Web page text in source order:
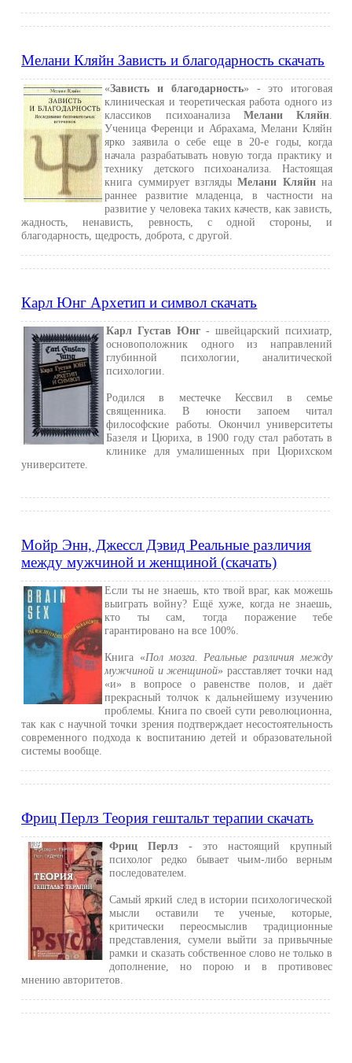
Мелани Кляйн Зависть и благодарность скачать
«Зависть и благодарность» - это итоговая
клиническая и теоретическая работа одного из
классиков психоанализа Мелани Кляйн
Ученица Ференци и Абрахама, Мелани Кляйн
ярко заявила о себе еще в 20-е годы, когда
начала разрабатывать новую тогда практику и
технику детского психоанализа. Настоящая
книга суммирует взглядыМелани Кляйнна
раннее развитие младенца, в частности на
развитие у человека таких качеств, как зависть,
жадность, ненависть, ревность, с одной стороны, и
благодарность, щедрость, доброта, с другой.
Карл Юнг Архетип и символ скачать
Карл Густав Юнг - швейцарский психиатр,
основоположник одного из направлений
глубинной психологии, аналитической
психологии.
Родился в местечке Кессвил в семье
священника. В юности запоем читал
философские работы. Окончил университеты
Базеля и Цюриха, в 1900 году стал работать в
клинике для умалишенных при Цюрихском
университете.
Мойр Энн, Джессл Дэвид Реальные различия
между мужчиной и женщиной (скачать)
Если ты не знаешь, кто твой враг, как можешь
выиграть войну? Ещё хуже, когда не знаешь,
кто ты сам, тогда поражение тебе
гарантировано на все 100%.
Книга «Пол мозга. Реальные различия между
мужчиной и женщиной» расставляет точки над
«и» в вопросе о равенстве полов, и даёт
прекрасный толчок к дальнейшему изучению
проблемы. Книга по своей сути революционна,
так как с научной точки зрения подтверждает несостоятельность
современного подхода к воспитанию детей и образовательной
системы вообще.
Фриц Перлз Теория гештальт терапии скачать
Фриц Перлз - это настоящий крупный
психолог редко бывает чьим-либо верным
последователем.
Самый яркий след в истории психологической
мысли оставили те ученые, которые,
критически переосмыслив традиционные
представления, сумели выйти за привычные
рамки и сказать собственное слово не только в
дополнение, но порою и в противовес
мнению авторитетов.